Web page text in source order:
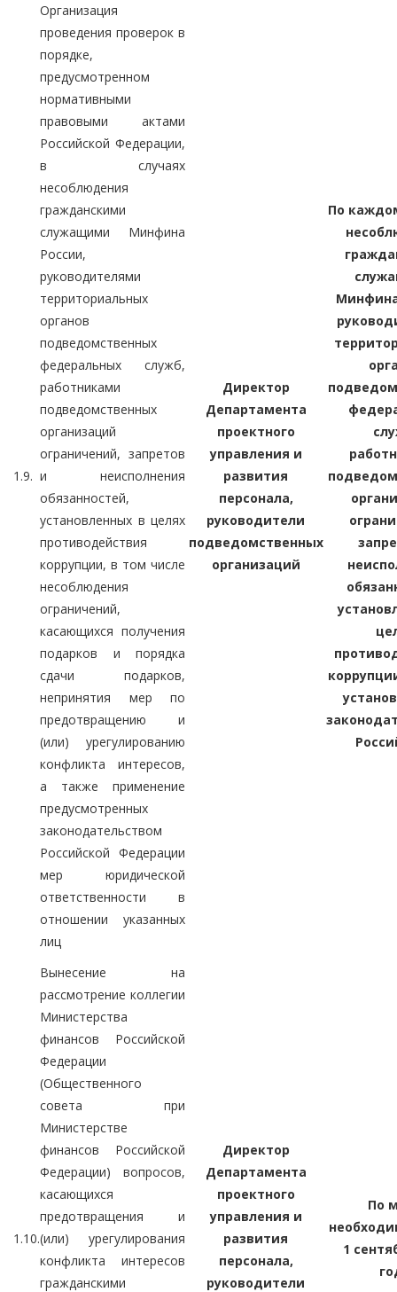
1.9.
Организация
проведения проверок в
порядке,
предусмотренном
нормативными
правовыми актами
Российской Федерации,
в случаях
несоблюдения
гражданскими
служащими Минфина
России,
руководителями
территориальных
органов
подведомственных
федеральных служб,
работниками
подведомственных
организаций
ограничений, запретов
и неисполнения
обязанностей,
установленных в целях
противодействия
коррупции, в том числе
несоблюдения
ограничений,
касающихся получения
подарков и порядка
сдачи подарков,
непринятия мер по
предотвращению и
(или) урегулированию
конфликта интересов,
а также применение
предусмотренных
законодательством
Российской Федерации
мер юридической
ответственности в
отношении указанных
лиц
Директор
Департамента
проектного
управления и
развития
персонала,
руководители
подведомственных
организаций
По
1.10.
Вынесение на
рассмотрение коллегии
Министерства
финансов Российской
Федерации
(Общественного
совета при
Министерстве
финансов Российской
Федерации) вопросов,
касающихся
предотвращения и
(или) урегулирования
конфликта интересов
гражданскими
Директор
Департамента
проектного
управления и
развития
персонала,
руководители
По
1